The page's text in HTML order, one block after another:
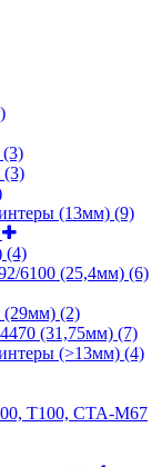
(3)
(3)
(13мм) (9)
(4)
6100 (25,4мм) (6)
(29мм) (2)
(31,75мм) (7)
(>13мм) (4)
T100, СТА-М67